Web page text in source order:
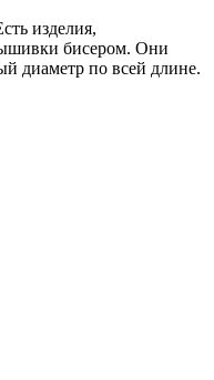
изделия,
бисером. Они
диаметр по всей длине.